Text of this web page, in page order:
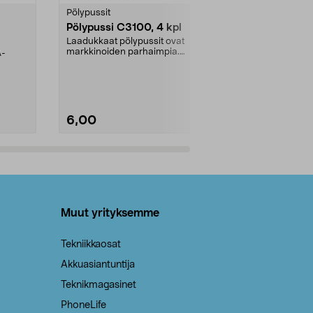
Pölypussit
Pölypussi C3100, 4 kpl
Laadukkaat pölypussit ovat
markkinoiden parhaimpia.
6,00
Muut yrityksemme
Tekniikkaosat
Akkuasiantuntija
Teknikmagasinet
PhoneLife